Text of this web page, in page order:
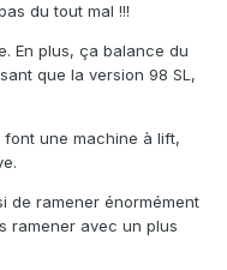
du tout mal !!!
En plus, ça balance du
que la version 98 SL,
font une machine à lift,
de ramener énormément
ramener avec un plus